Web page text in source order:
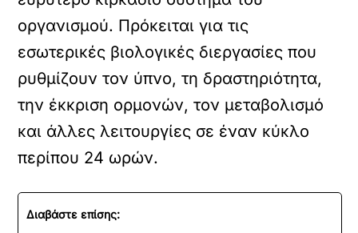
οργανισμού. Πρόκειται για τις
εσωτερικές βιολογικές διεργασίες που
ρυθμίζουν τον ύπνο, τη δραστηριότητα,
την έκκριση ορμονών, τον μεταβολισμό
και άλλες λειτουργίες σε έναν κύκλο
περίπου 24 ωρών.
Διαβάστε επίσης: